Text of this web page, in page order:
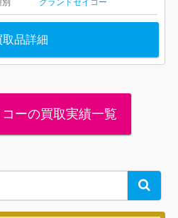
グランドセイコー
取品詳細
ーの買取実績一覧
Search